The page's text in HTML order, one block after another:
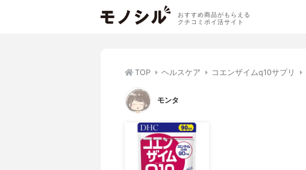
おすすめ商品がもらえる
クチコミポイ活サイト
TOP ヘルスケア コエンザイムq10サプリ
モンタ